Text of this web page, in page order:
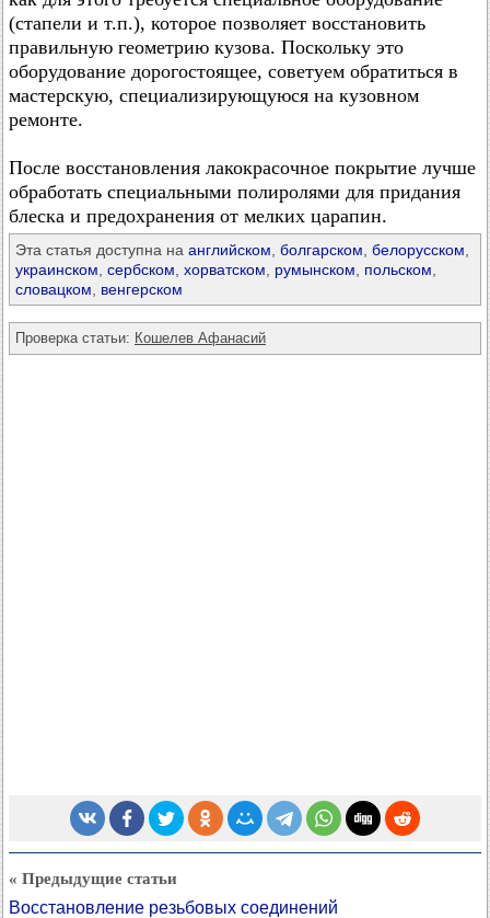
(стапели и т.п.), которое позволяет восстановить
правильную геометрию кузова. Поскольку это
оборудование дорогостоящее, советуем обратиться в
мастерскую, специализирующуюся на кузовном
ремонте.
После восстановления лакокрасочное покрытие лучше
обработать специальными полиролями для придания
блеска и предохранения от мелких царапин.
Эта статья доступна на английском болгарском белорусском
украинском сербском хорватском румынском польском
словацком
венгерском
Проверка статьи: Кошелев Афанасий
« Предыдущие статьи
Восстановление резьбовых соединений